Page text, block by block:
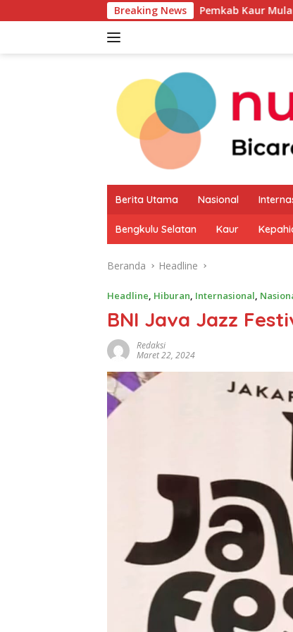
ke
Breaking News
Pemkab Kaur Mulai Petakan Potensi
Berita Utama Nasional
Bengkulu Selatan Kaur
Beranda Headline
Headline, Hiburan, Internasional,
BNI Java Jazz
Redaksi
Maret 22, 2024